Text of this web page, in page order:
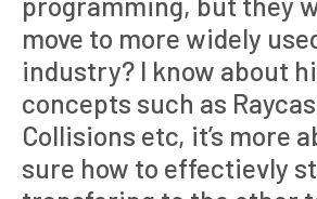
move to more widely
industry? I know about
concepts such as
Collisions etc, it’s more
sure how to effectievly